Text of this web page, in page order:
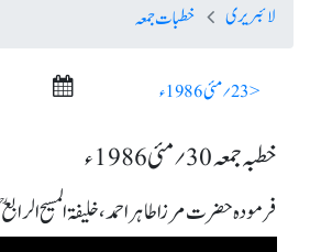
لائبریری خطبات جمعہ
< 23؍ مئی 1986ء
خطبہ جمعہ 30؍ مئی 1986ء
فرمودہ حضرت مرزا طاہر احمد، خلیفۃ المسیح الرابعؒ